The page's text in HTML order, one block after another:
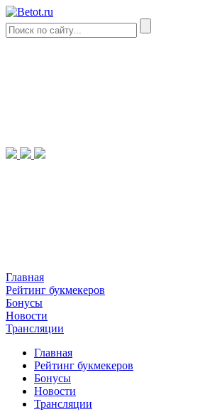
Главная
Рейтинг букмекеров
Бонусы
Новости
Трансляции
Главная
Рейтинг букмекеров
Бонусы
Новости
Трансляции